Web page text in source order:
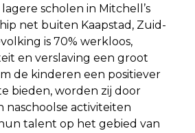
scholen in Mitchell’s
net buiten Kaapstad, Zuid-
is 70% werkloos,
en verslaving een groot
de kinderen een positiever
bieden, worden zij door
naschoolse activiteiten
talent op het gebied van